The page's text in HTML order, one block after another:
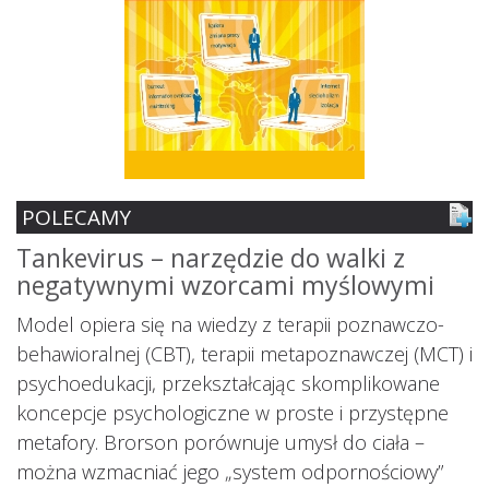
POLECAMY
Tankevirus – narzędzie do walki z
negatywnymi wzorcami myślowymi
Model opiera się na wiedzy z terapii poznawczo-
behawioralnej (CBT), terapii metapoznawczej (MCT) i
psychoedukacji, przekształcając skomplikowane
koncepcje psychologiczne w proste i przystępne
metafory. Brorson porównuje umysł do ciała –
można wzmacniać jego „system odpornościowy”